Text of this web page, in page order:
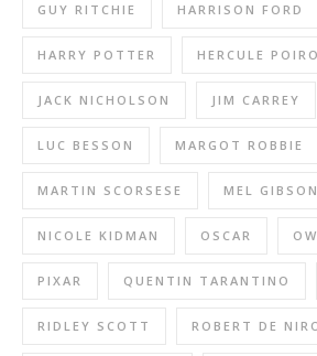
GUY RITCHIE HARRISON FORD
HARRY POTTER HERCULE
JACK NICHOLSON JIM CARREY
LUC BESSON MARGOT ROBBIE
MARTIN SCORSESE MEL GIBSON
NICOLE KIDMAN OSCAR
PIXAR QUENTIN TARANTINO
RIDLEY SCOTT ROBERT DE